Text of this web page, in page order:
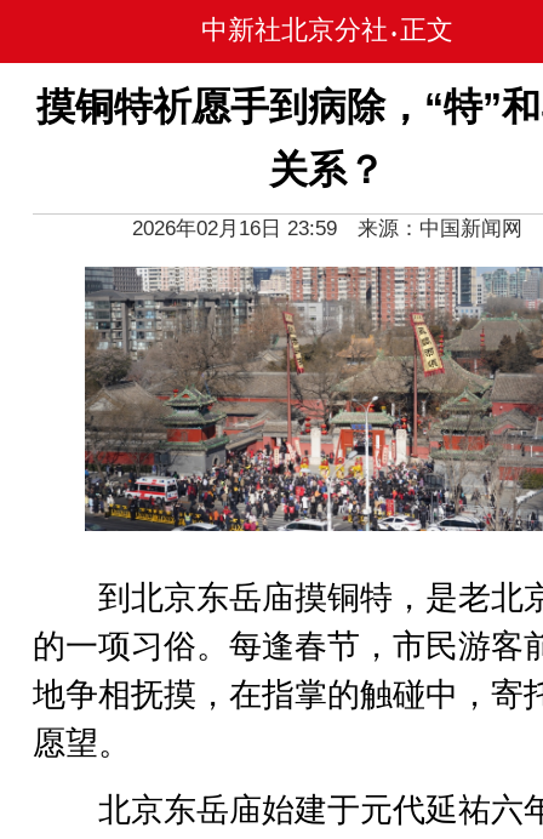
中新社北京分社 • 正文
摸铜特祈愿手到病除，“特”
关系？
2026年02月16日 23:59 来源：中国新闻网
到北京东岳庙摸铜特，是老北
的一项习俗。每逢春节，市民游客
地争相抚摸，在指掌的触碰中，寄
愿望。
北京东岳庙始建于元代延祐六